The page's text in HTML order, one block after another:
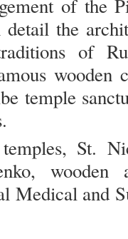
of the
the
of
wooden
temple
St.
wooden
Medical and